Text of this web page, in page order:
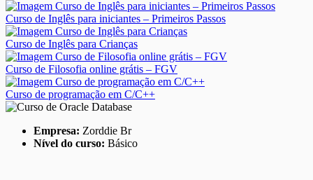
Curso de Inglês para iniciantes – Primeiros Passos
Curso de Inglês para Crianças
Curso de Filosofia online grátis – FGV
Curso de programação em C/C++
Empresa: Zorddie Br
Nível do curso: Básico